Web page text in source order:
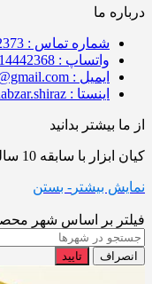
درباره ما
شماره تماس : 09171172373
واتساپ : 09014442368
ایمیل : javad.kiani6820@gmail.com
اینستا : kianabzar.shiraz
از ما بیشتر بدانید
کیان ابزار با سابقه 10 ساله
نمایش بیشتر - بستن
فیلتر بر اساس شهر
انصراف تایید